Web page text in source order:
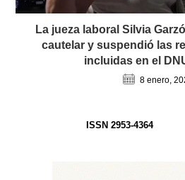
La jueza laboral Silvia
cautelar y suspendió las
incluidas en el
8 enero,
ISSN 2953-4364